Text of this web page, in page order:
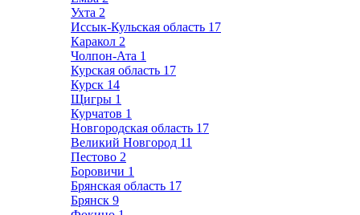
Ухта 2
Иссык-Кульская область 17
Каракол 2
Чолпон-Ата 1
Курская область 17
Курск 14
Щигры 1
Курчатов 1
Новгородская область 17
Великий Новгород 11
Пестово 2
Боровичи 1
Брянская область 17
Брянск 9